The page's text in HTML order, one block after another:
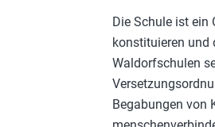
Die Schule ist ein
konstituieren und
Waldorfschulen
Begabungen von